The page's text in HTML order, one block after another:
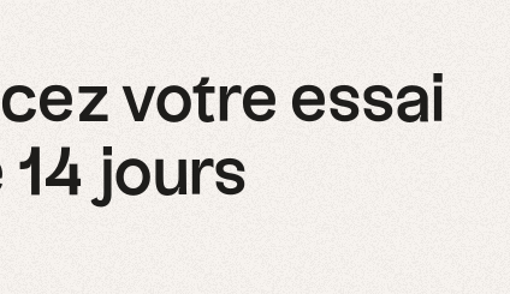
votre essai
jours